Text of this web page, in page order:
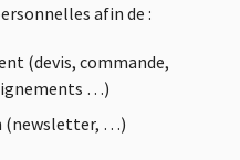
afin de :
(devis, commande,
…)
(newsletter, …)